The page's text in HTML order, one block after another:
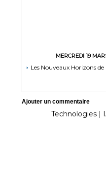
MERCREDI 19
Les Nouveaux Horizons de
Ajouter un commentaire
Technologies |